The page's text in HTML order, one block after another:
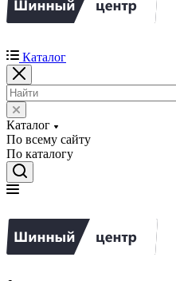
Каталог
Каталог
По всему сайту
По каталогу